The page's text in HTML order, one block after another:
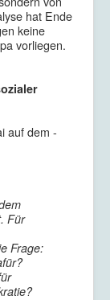
hat Ende
keine
vorliegen.
auf dem -
Für
Frage: